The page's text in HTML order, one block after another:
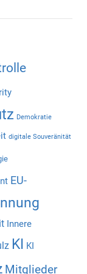
Demokratie
digitale Souveränität
EU-
Innere
KI KI
Mitglieder